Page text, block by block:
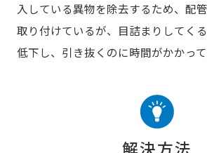
入している異物を除去するため、配
取り付けているが、目詰まりしてく
低下し、引き抜くのに時間がかかって